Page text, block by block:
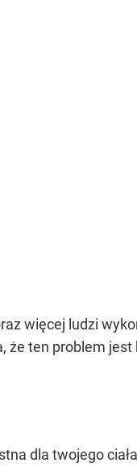
więcej ludzi
że ten problem
dla twojego